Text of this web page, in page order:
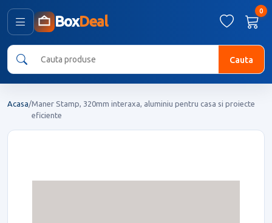
BoxDeal
0
Cauta
Acasa/Maner Stamp, 320mm interaxa, aluminiu pentru casa si proiecte
eficiente